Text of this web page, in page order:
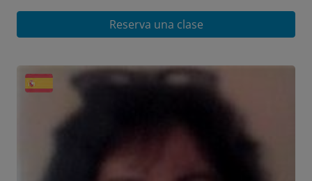
Reserva una clase